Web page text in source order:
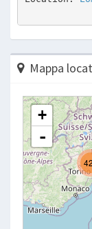
Mappa